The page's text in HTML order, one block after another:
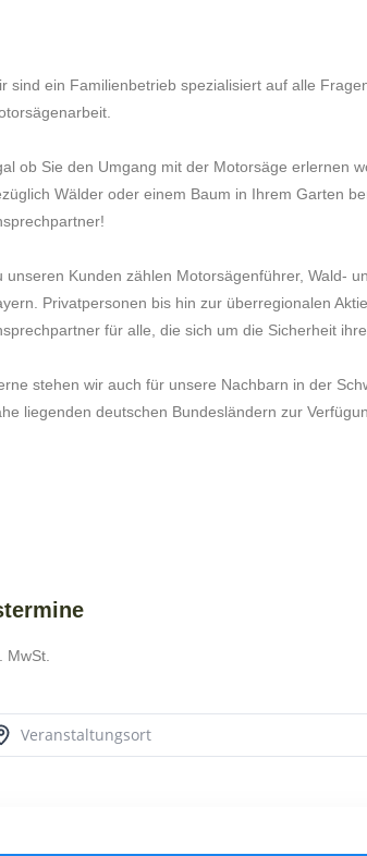
sind ein Familienbetrieb spezialisiert auf alle
ob Sie den Umgang mit der Motorsäge erlernen
Wälder oder einem Baum in Ihrem Garten
unseren Kunden zählen Motorsägenführer, Wald-
Privatpersonen bis hin zur überregionalen
für alle, die sich um die Sicherheit
stehen wir auch für unsere Nachbarn in der
liegenden deutschen Bundesländern zur
MwSt.